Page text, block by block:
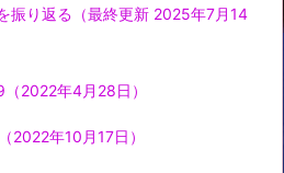
振り返る（最終更新 2025年7月14
2022年4月28日）
2022年10月17日）